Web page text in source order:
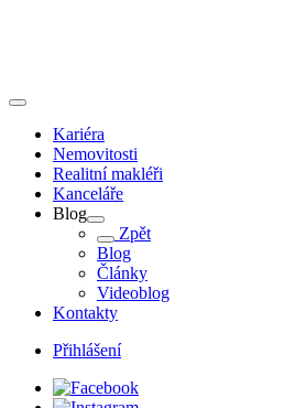
Kariéra
Nemovitosti
Realitní makléři
Kanceláře
Blog
Zpět
Blog
Články
Videoblog
Kontakty
Přihlášení